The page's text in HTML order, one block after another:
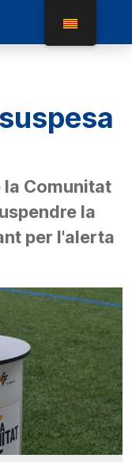
la Comunitat
la
per l'alerta